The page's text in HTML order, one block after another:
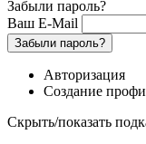
Забыли пароль?
Ваш E-Mail
Забыли пароль?
Авторизация
Создание
Скрыть/показать